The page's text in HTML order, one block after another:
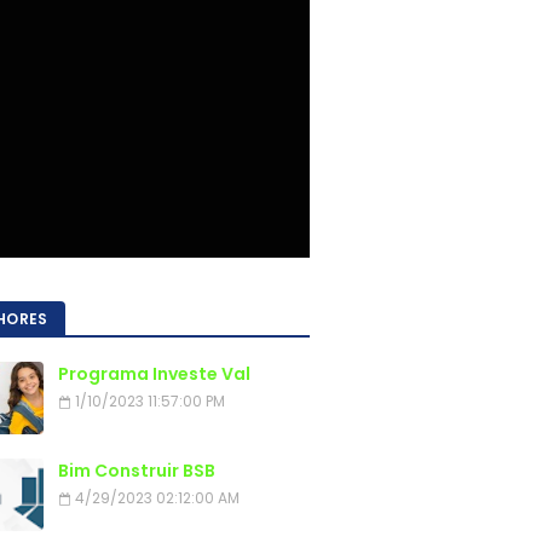
Programa Investe Val
1/10/2023 11:57:00 PM
Bim Construir BSB
4/29/2023 02:12:00 AM